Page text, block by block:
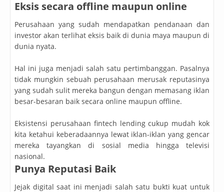
Eksis secara offline maupun online
Perusahaan yang sudah mendapatkan pendanaan dan
investor akan terlihat eksis baik di dunia maya maupun di
dunia nyata.
Hal ini juga menjadi salah satu pertimbanggan. Pasalnya
tidak mungkin sebuah perusahaan merusak reputasinya
yang sudah sulit mereka bangun dengan memasang iklan
besar-besaran baik secara online maupun offline.
Eksistensi perusahaan fintech lending cukup mudah kok
kita ketahui keberadaannya lewat iklan-iklan yang gencar
mereka tayangkan di sosial media hingga televisi
nasional.
Punya Reputasi Baik
Jejak digital saat ini menjadi salah satu bukti kuat untuk